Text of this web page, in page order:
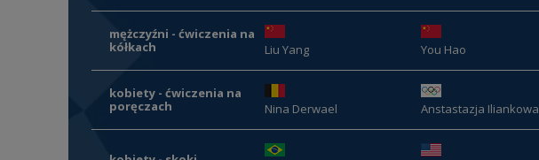
mężczyźni - ćwiczenia na
kółkach
Liu Yang You Hao
kobiety - ćwiczenia na
poręczach
Nina Derwael Anstastazja Iliankowa